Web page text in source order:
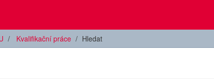
Kvalifikační práce Hledat